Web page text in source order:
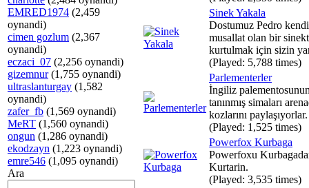
EMRED1974 (2,459
oynandi)
cimen gozlum (2,367
oynandi)
eczaci_07 (2,256 oynandi)
gizemnur(1,755 oynandi)
ultraslanturgay (1,582
oynandi)
zafer_fb (1,569 oynandi)
MeRT (1,560 oynandi)
ongun (1,286 oynandi)
ekodzayn (1,223 oynandi)
emre546 (1,095 oynandi)
Ara
Sinek Yakala
Dostumuz Pedro
musallat olan bir
kurtulmak için sizin
(Played: 5,788 times)
Parlementerler
İngiliz
tanınmış simaları
kozlarını
(Played: 1,525 times)
Powerfox Kurbaga
Powerfoxu
Kurtarin.
(Played: 3,535 times)